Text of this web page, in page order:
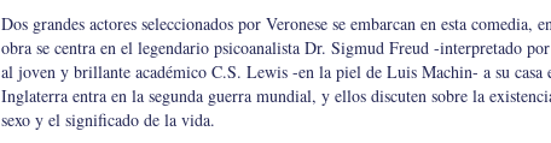
Dos grandes actores seleccionados por Veronese se embarcan en esta comedia,
obra se centra en el legendario psicoanalista Dr. Sigmud Freud -interpretado
al joven y brillante académico C.S. Lewis -en la piel de Luis Machin- a su casa
Inglaterra entra en la segunda guerra mundial, y ellos discuten sobre la
sexo y el significado de la vida.